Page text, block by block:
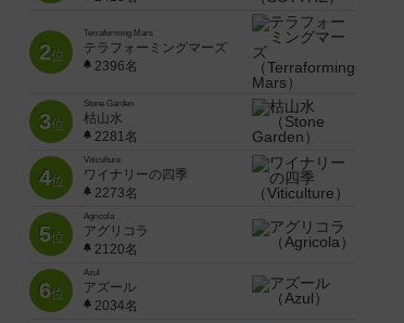
2位
Terraforming Mars
テラフォーミングマーズ
2396名
3位
Stone Garden
枯山水
2281名
4位
Viticulture
ワイナリーの四季
2273名
5位
Agricola
アグリコラ
2120名
6位
Azul
アズール
2034名